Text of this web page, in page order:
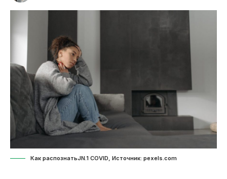
Как распознатьJN.1 COVID, Источник: pexels.com